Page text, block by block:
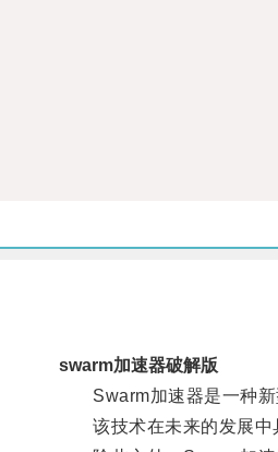
swarm加速器破解版
Swarm加速器是一种新
该技术在未来的发展中具